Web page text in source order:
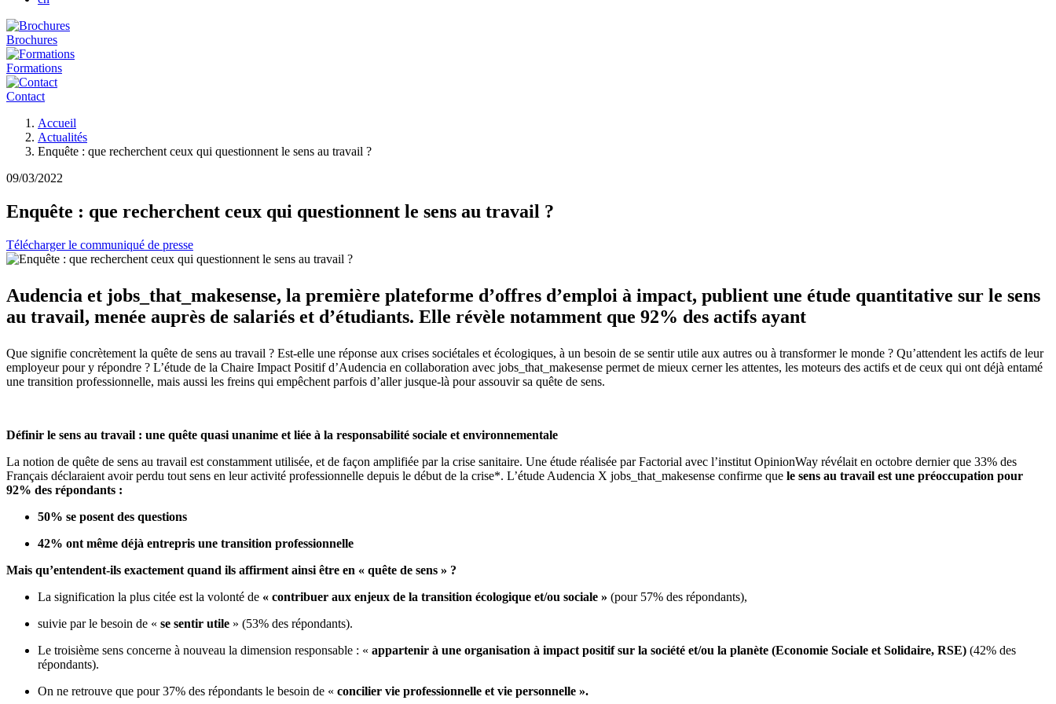
Brochures
Formations
Contact
d'Ariane
Accueil
Actualités
Enquête : que recherchent ceux qui questionnent le sens au travail ?
09/03/2022
Enquête : que recherchent ceux qui questionnent le sens au travail ?
Télécharger le communiqué de presse
Audencia et jobs_that_makesense, la première plateforme d’offres d’emploi à impact, publient une étude quantitative sur le sens
au travail, menée auprès de salariés et d’étudiants. Elle révèle notamment que 92% des actifs ayant
Que signifie concrètement la quête de sens au travail ? Est-elle une réponse aux crises sociétales et écologiques, à un besoin de se sentir utile aux autres ou à transformer le monde ? Qu’attendent les actifs de leur
employeur pour y répondre ? L’étude de la Chaire Impact Positif d’Audencia en collaboration avec jobs_that_makesense permet de mieux cerner les attentes, les moteurs des actifs et de ceux qui ont déjà entamé
une transition professionnelle, mais aussi les freins qui empêchent parfois d’aller jusque-là pour assouvir sa quête de sens.
Définir le sens au travail : une quête quasi unanime et liée à la responsabilité sociale et environnementale
La notion de quête de sens au travail est constamment utilisée, et de façon amplifiée par la crise sanitaire. Une étude réalisée par Factorial avec l’institut OpinionWay révélait en octobre dernier que 33% des
Français déclaraient avoir perdu tout sens en leur activité professionnelle depuis le début de la crise*. L’étude Audencia X jobs_that_makesense confirme que le sens au travail est une préoccupation pour
92% des répondants :
50% se posent des questions
42% ont même déjà entrepris une transition professionnelle
Mais qu’entendent-ils exactement quand ils affirment ainsi être en « quête de sens » ?
La signification la plus citée est la volonté de « contribuer aux enjeux de la transition écologique et/ou sociale » (pour 57% des répondants),
suivie par le besoin de « se sentir utile » (53% des répondants).
Le troisième sens concerne à nouveau la dimension responsable : « appartenir à une organisation à impact positif sur la société et/ou la planète (Economie Sociale et Solidaire, RSE) (42% des
répondants).
On ne retrouve que pour 37% des répondants le besoin de « concilier vie professionnelle et vie personnelle ».